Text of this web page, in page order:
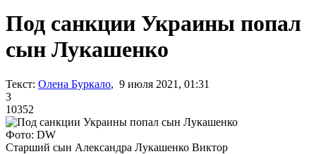
Под санкции Украины попал
сын Лукашенко
Текст: Олена Буркало, 9 июля 2021, 01:31
3
10352
Фото: DW
Старший сын Александра Лукашенко Виктор